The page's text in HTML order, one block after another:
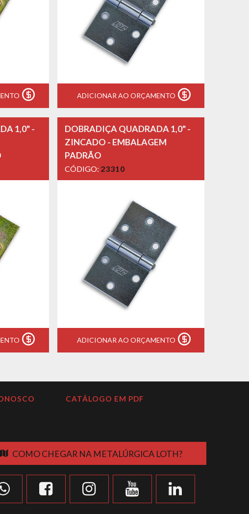
ADICIONAR AO ORÇAMENTO
1,0" -
DOBRADIÇA QUADRADA 1,0" -
ZINCADO - EMBALAGEM
PADRÃO
CÓDIGO: 23310
ADICIONAR AO ORÇAMENTO
CATÁLOGO EM PDF
COMO CHEGAR NA METALÚRGICA LOTH?